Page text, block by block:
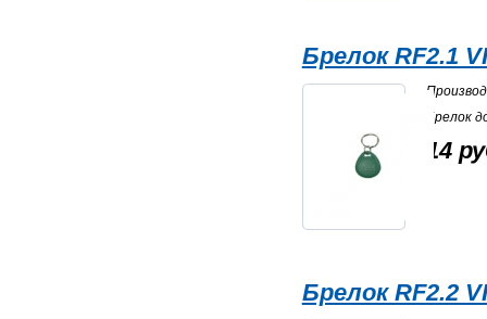
Брелок RF2.1
Брелок
14
Брелок RF2.2